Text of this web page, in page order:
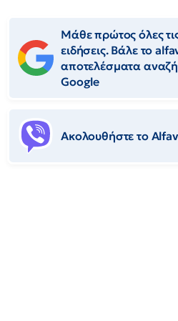
Μάθε πρώτος όλες
ειδήσεις. Βάλε το
αποτελέσματα
Google
Ακολουθήστε το